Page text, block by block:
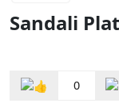
Sandali
0